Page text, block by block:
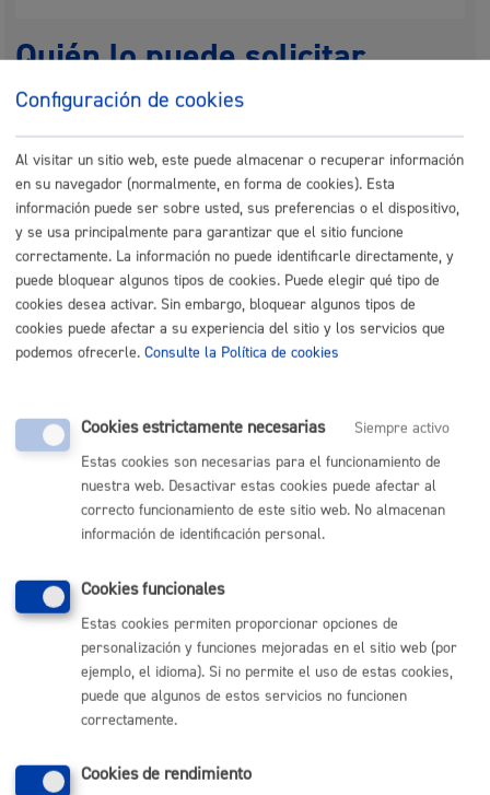
Quién lo puede solicitar
La persona interesada o quien tenga autorización
para representarla.
Puedes autorizar a otra persona para que realice
este trámite en tu nombre rellenando esta
autorización de representación .
Si quieres otorgar una representación más duradera
puedes hacerlo en elregistro de representantes.
Cuándo lo pueden solicitar
Durante todo el año
Cantidad a abonar
Gratuito
Plazo de resolución y sentido
del silencio
Configuración de cookies
Al visitar un sitio web, este puede almacenar o recuperar información
en su navegador (normalmente, en forma de cookies). Esta
información puede ser sobre usted, sus preferencias o el dispositivo,
y se usa principalmente para garantizar que el sitio funcione
correctamente. La información no puede identificarle directamente, y
puede bloquear algunos tipos de cookies. Puede elegir qué tipo de
cookies desea activar. Sin embargo, bloquear algunos tipos de
cookies puede afectar a su experiencia del sitio y los servicios que
podemos ofrecerle. Consulte la Política de cookies
Cookies estrictamente necesarias
Siempre activo
Estas cookies son necesarias para el funcionamiento de
nuestra web. Desactivar estas cookies puede afectar al
correcto funcionamiento de este sitio web. No almacenan
información de identificación personal.
Cookies funcionales
Estas cookies permiten proporcionar opciones de
personalización y funciones mejoradas en el sitio web (por
ejemplo, el idioma). Si no permite el uso de estas cookies,
puede que algunos de estos servicios no funcionen
correctamente.
Cookies de rendimiento